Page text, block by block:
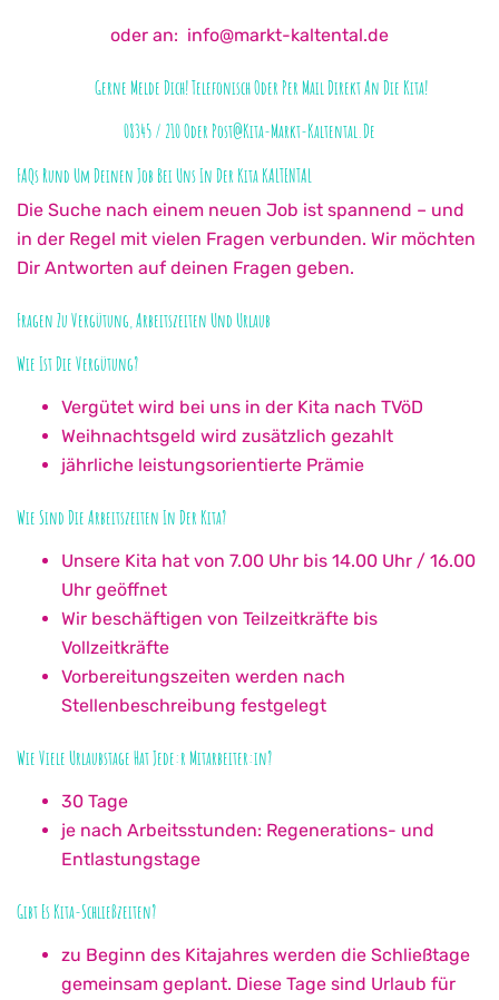
oder an: info@markt-kaltental.de
Gerne Melde Dich! Telefonisch Oder Per Mail Direkt An Die Kita!
08345 / 210 Oder Post@kita-Markt-Kaltental.de
FAQs Rund Um Deinen Job Bei Uns In Der Kita KALTENTAL
Die Suche nach einem neuen Job ist spannend – und
in der Regel mit vielen Fragen verbunden. Wir möchten
Dir Antworten auf deinen Fragen geben.
Fragen Zu Vergütung, Arbeitszeiten Und Urlaub
Wie Ist Die Vergütung?
Vergütet wird bei uns in der Kita nach TVöD
Weihnachtsgeld wird zusätzlich gezahlt
jährliche leistungsorientierte Prämie
Wie Sind Die Arbeitszeiten In Der Kita?
Unsere Kita hat von 7.00 Uhr bis 14.00 Uhr / 16.00
Uhr geöffnet
Wir beschäftigen von Teilzeitkräfte bis
Vollzeitkräfte
Vorbereitungszeiten werden nach
Stellenbeschreibung festgelegt
Wie Viele Urlaubstage Hat Jede:r Mitarbeiter:in?
30 Tage
je nach Arbeitsstunden: Regenerations- und
Entlastungstage
Gibt Es Kita-Schließzeiten?
zu Beginn des Kitajahres werden die Schließtage
gemeinsam geplant. Diese Tage sind Urlaub für